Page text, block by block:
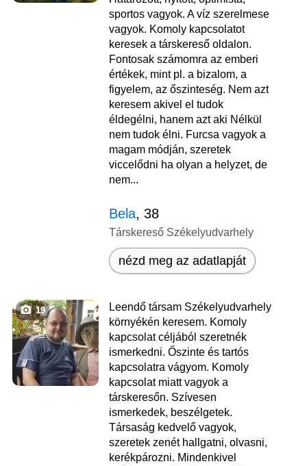
sportos vagyok. A víz szerelmese
vagyok. Komoly kapcsolatot
keresek a társkereső oldalon.
Fontosak számomra az emberi
értékek, mint pl. a bizalom, a
figyelem, az őszinteség. Nem azt
keresem akivel el tudok
éldegélni, hanem azt aki Nélkül
nem tudok élni. Furcsa vagyok a
magam módján, szeretek
viccelődni ha olyan a helyzet, de
nem...
Bela, 38
Társkereső Székelyudvarhely
nézd meg az adatlapját
19
Leendő társam Székelyudvarhely
környékén keresem. Komoly
kapcsolat céljából szeretnék
ismerkedni. Őszinte és tartós
kapcsolatra vágyom. Komoly
kapcsolat miatt vagyok a
társkeresőn. Szívesen
ismerkedek, beszélgetek.
Társaság kedvelő vagyok,
szeretek zenét hallgatni, olvasni,
kerékpározni. Mindenkivel